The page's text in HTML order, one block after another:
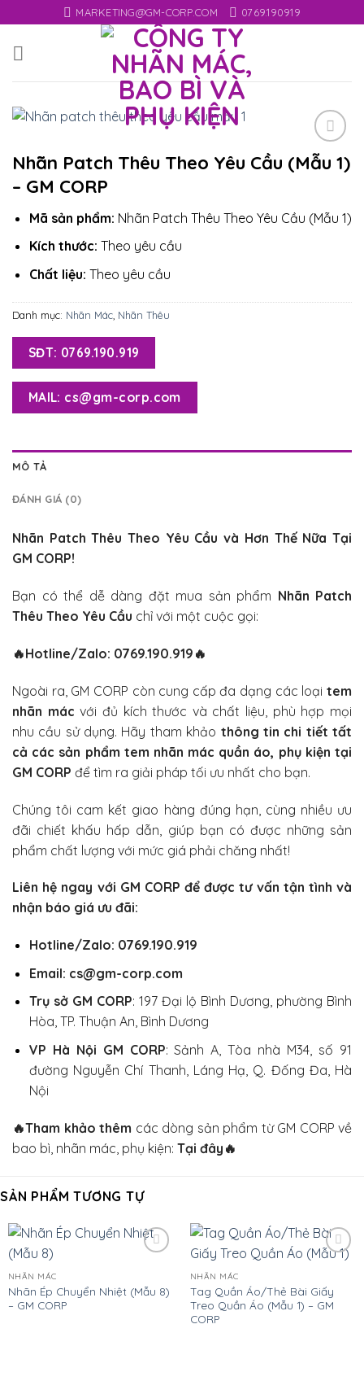
to
content
MARKETING@GM-CORP.COM 0769.190919
Add
to
Nhãn Patch Thêu Theo Yêu Cầu (Mẫu 1)
– GM CORP
Mã sản phẩm: Nhãn Patch Thêu Theo Yêu Cầu (Mẫu 1)
Kích thước: Theo yêu cầu
Chất liệu: Theo yêu cầu
Danh mục: Nhãn Mác Nhãn Thêu
SĐT: 0769.190.919
MAIL: cs@gm-corp.com
MÔ TẢ
ĐÁNH GIÁ (0)
Nhãn Patch Thêu Theo Yêu Cầuvà Hơn Thế Nữa Tại
GM CORP!
Bạn có thể dễ dàng đặt mua sản phẩm Nhãn Patch
Thêu Theo Yêu Cầu chỉ với một cuộc gọi:
🔥Hotline/Zalo: 0769.190.919 🔥
Ngoài ra, GM CORP còn cung cấp đa dạng các loại tem
nhãn mác với đủ kích thước và chất liệu, phù hợp mọi
nhu cầu sử dụng. Hãy tham khảo thông tin chi tiết tất
cả các sản phẩm tem nhãn mác quần áo, phụ kiện tại
GM CORP để tìm ra giải pháp tối ưu nhất cho bạn.
Chúng tôi cam kết giao hàng đúng hạn, cùng nhiều ưu
đãi chiết khấu hấp dẫn, giúp bạn có được những sản
phẩm chất lượng với mức giá phải chăng nhất!
Liên hệ ngay với GM CORP để được tư vấn tận tình và
nhận báo giá ưu đãi:
Hotline/Zalo: 0769.190.919
Email: cs@gm-corp.com
Trụ sở GM CORP: 197 Đại lộ Bình Dương, phường Bình
Hòa, TP. Thuận An, Bình Dương
VP Hà Nội GM CORP:Sảnh A, Tòa nhà M34, số 91
đường Nguyễn Chí Thanh, Láng Hạ, Q. Đống Đa, Hà
Nội
🔥Tham khảo thêm các dòng sản phẩm từ GM CORP về
bao bì, nhãn mác, phụ kiện: Tại đây 🔥
SẢN PHẨM TƯƠNG TỰ
wishlist
NHÃN MÁC
Nhãn Ép Chuyển Nhiệt (Mẫu 8)
– GM CORP
Add
wishlist
NHÃN MÁC
Tag Quần Áo/Thẻ Bài Giấy
Treo Quần Áo (Mẫu 1) – GM
CORP